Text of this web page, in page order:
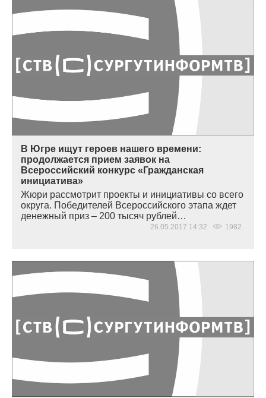
В Югре ищут героев нашего времени:
продолжается прием заявок на
Всероссийский конкурс «Гражданская
инициатива»
Жюри рассмотрит проекты и инициативы со всего
округа. Победителей Всероссийского этапа ждет
денежный приз – 200 тысяч рублей…
26.05.2017 14:32 1982